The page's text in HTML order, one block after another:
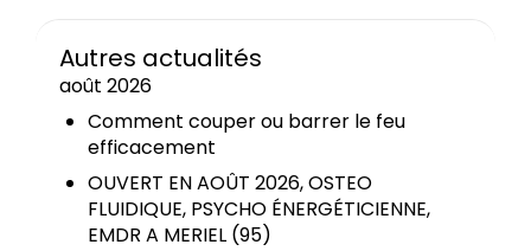
Autres actualités
août 2026
Comment couper ou barrer le feu
efficacement
OUVERT EN AOÛT 2026, OSTEO
FLUIDIQUE, PSYCHO ÉNERGÉTICIENNE,
EMDR A MERIEL (95)